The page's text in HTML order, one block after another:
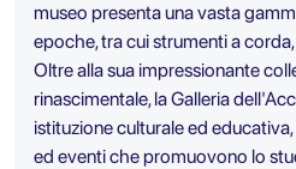
museo presenta una vasta
epoche, tra cui strumenti a
Oltre alla sua impressionante
rinascimentale, la Galleria
istituzione culturale ed
ed eventi che promuovono lo